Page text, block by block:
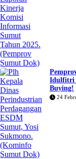
Idulfitri
Buying!
24